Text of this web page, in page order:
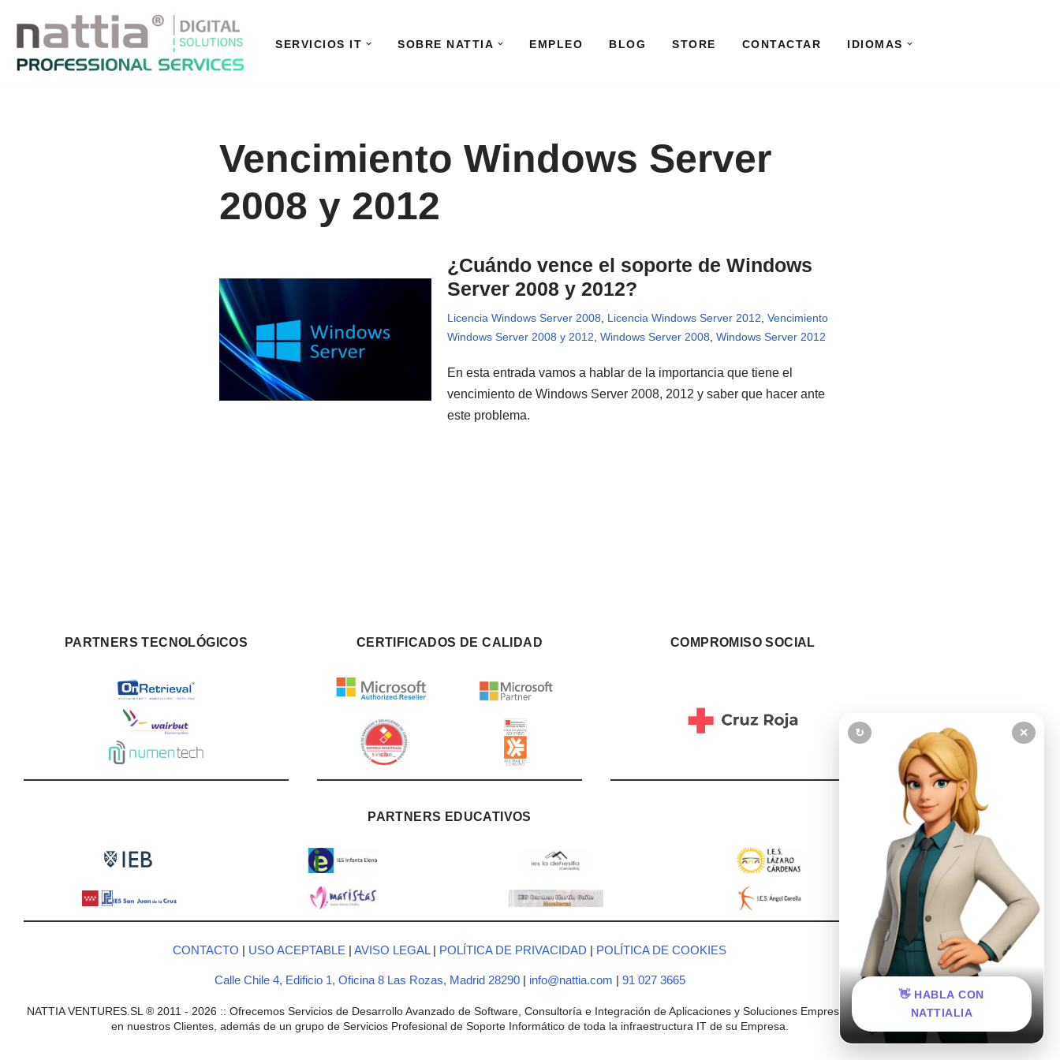
Saltar
al
SERVICIOS IT SOBRE NATTIA EMPLEO BLOG STORE CONTACTAR IDIOMAS
Vencimiento Windows Server
2008 y 2012
¿Cuándo vence el soporte de Windows
Server 2008 y 2012?
Licencia Windows Server 2008 Licencia Windows Server 2012 Vencimiento
Windows Server 2008 y 2012 Windows Server 2008 Windows Server 2012
En esta entrada vamos a hablar de la importancia que tiene el
vencimiento de Windows Server 2008, 2012 y saber que hacer ante
este problema.
PARTNERS TECNOLÓGICOS CERTIFICADOS DE CALIDAD COMPROMISO SOCIAL
PARTNERS EDUCATIVOS
CONTACTO | USO ACEPTABLE | AVISO LEGAL| POLÍTICA DE PRIVACIDAD | POLÍTICA DE COOKIES
Calle Chile 4, Edificio 1, Oficina 8 Las Rozas, Madrid 28290 | info@nattia.com | 91 027 3665
NATTIA VENTURES.SL ® 2011 - 2026 :: Ofrecemos Servicios de Desarrollo Avanzado de Software, Consultoría e Integración de Aplicaciones y Soluciones Empresariales
en nuestros Clientes, además de un grupo de Servicios Profesional de Soporte Informático de toda la infraestructura IT de su Empresa.
↻ ✕
👋 HABLA CON
NATTIALIA